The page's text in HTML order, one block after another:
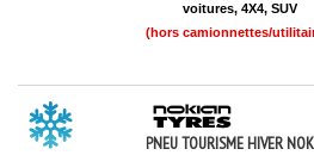
voitures, 4X4, SUV
(hors camionnettes/
PNEU TOURISME HIVER